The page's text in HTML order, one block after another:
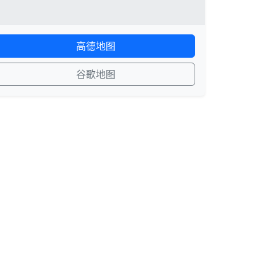
高德地图
谷歌地图